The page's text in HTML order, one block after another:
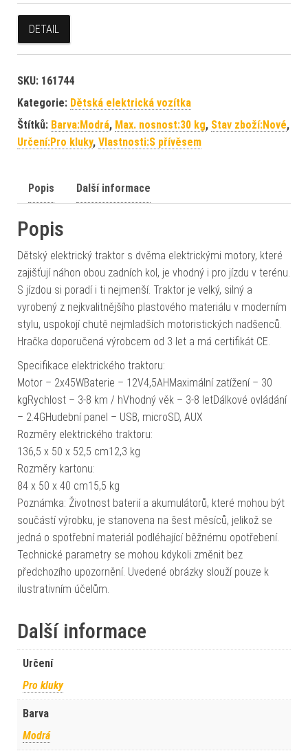
DETAIL
SKU: 161744
Kategorie: Dětská elektrická vozítka
Štítků: Barva:Modrá, Max. nosnost:30 kg, Stav zboží:Nové,
Určení:Pro kluky, Vlastnosti:S přívěsem
Popis Další informace
Popis
Dětský elektrický traktor s dvěma elektrickými motory, které
zajišťují náhon obou zadních kol, je vhodný i pro jízdu v terénu.
S jízdou si poradí i ti nejmenší. Traktor je velký, silný a
vyrobený z nejkvalitnějšího plastového materiálu v moderním
stylu, uspokojí chutě nejmladších motoristických nadšenců.
Hračka doporučená výrobcem od 3 let a má certifikát CE.
Specifikace elektrického traktoru:
Motor – 2x45WBaterie – 12V4,5AHMaximální zatížení – 30
kgRychlost – 3-8 km / hVhodný věk – 3-8 letDálkové ovládání
– 2.4GHudební panel – USB, microSD, AUX
Rozměry elektrického traktoru:
136,5 x 50 x 52,5 cm12,3 kg
Rozměry kartonu:
84 x 50 x 40 cm15,5 kg
Poznámka: Životnost baterií a akumulátorů, které mohou být
součástí výrobku, je stanovena na šest měsíců, jelikož se
jedná o spotřební materiál podléhající běžnému opotřebení.
Technické parametry se mohou kdykoli změnit bez
předchozího upozornění. Uvedené obrázky slouží pouze k
ilustrativním účelům.
Další informace
Určení
Pro kluky
Barva
Modrá